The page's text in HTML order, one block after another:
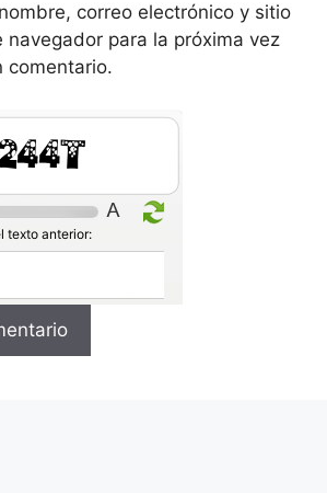
correo electrónico y sitio
navegador para la próxima vez
comentario.
texto anterior: